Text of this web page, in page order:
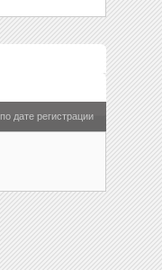
по дате регистрации